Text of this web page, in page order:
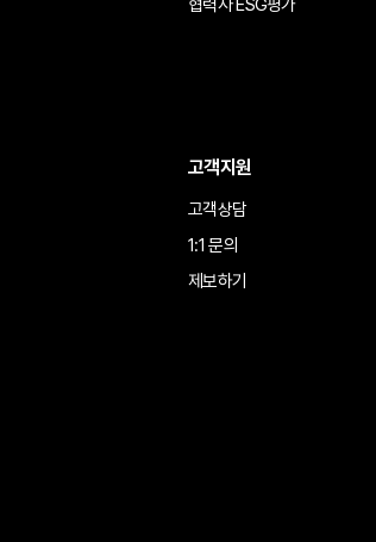
협력사 ESG평가
고객지원
고객상담
1:1 문의
제보하기